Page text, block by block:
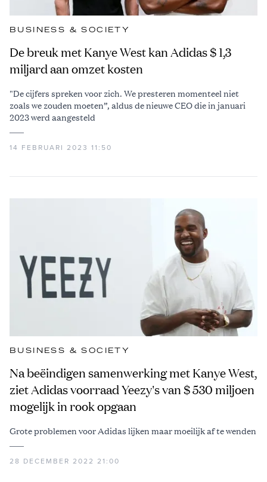
BUSINESS & SOCIETY
De breuk met Kanye West kan Adidas $ 1,3
miljard aan omzet kosten
"De cijfers spreken voor zich. We presteren momenteel niet
zoals we zouden moeten”, aldus de nieuwe CEO die in januari
2023 werd aangesteld
14 FEBRUARI 2023 11:50
BUSINESS & SOCIETY
Na beëindigen samenwerking met Kanye West,
ziet Adidas voorraad Yeezy's van $ 530 miljoen
mogelijk in rook opgaan
Grote problemen voor Adidas lijken maar moeilijk af te wenden
28 DECEMBER 2022 21:00